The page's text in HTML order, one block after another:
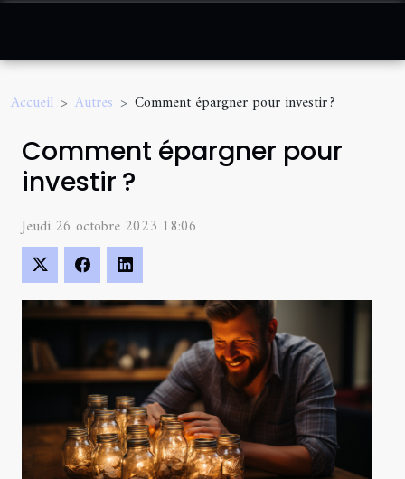
Accueil Autres Comment épargner pour investir ?
Comment épargner pour
investir ?
Jeudi 26 octobre 2023 18:06